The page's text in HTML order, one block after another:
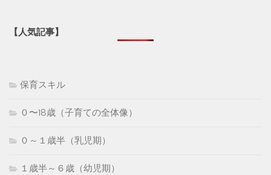
【人気記事】
保育スキル
０〜18歳（子育ての全体像）
０～１歳半（乳児期）
１歳半～６歳（幼児期）